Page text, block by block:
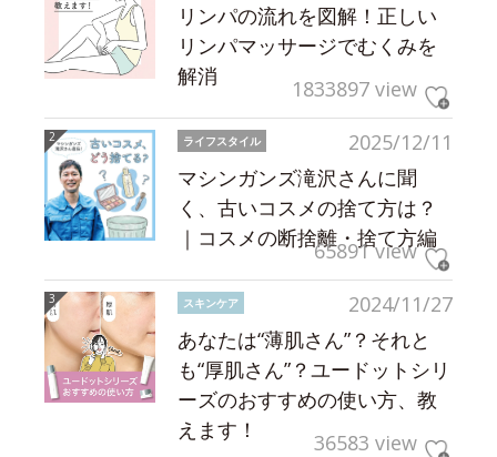
リンパの流れを図解！正しい
リンパマッサージでむくみを
解消
1833897 view
2025/12/11
ライフスタイル
マシンガンズ滝沢さんに聞
く、古いコスメの捨て方は？
｜コスメの断捨離・捨て方編
65891 view
2024/11/27
スキンケア
あなたは“薄肌さん”？それと
も“厚肌さん”？ユードットシリ
ーズのおすすめの使い方、教
えます！
36583 view